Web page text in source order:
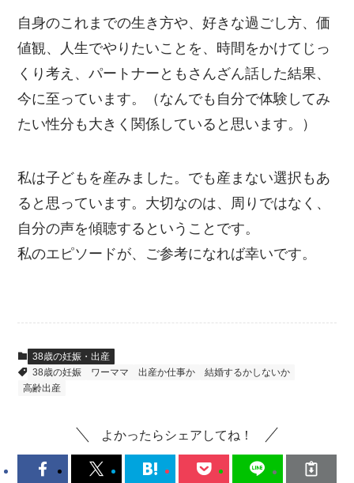
自身のこれまでの生き方や、好きな過ごし方、価
値観、人生でやりたいことを、時間をかけてじっ
くり考え、パートナーともさんざん話した結果、
今に至っています。（なんでも自分で体験してみ
たい性分も大きく関係していると思います。）
私は子どもを産みました。でも産まない選択もあ
ると思っています。大切なのは、周りではなく、
自分の声を傾聴するということです。
私のエピソードが、ご参考になれば幸いです。
38歳の妊娠・出産
38歳の妊娠
ワーママ 出産か仕事か
結婚するかしないか
高齢出産
よかったらシェアしてね！